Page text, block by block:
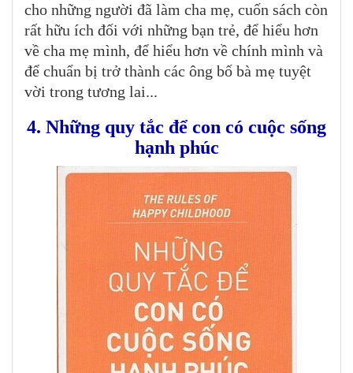
cho những người đã làm cha mẹ, cuốn sách còn
rất hữu ích đối với những bạn trẻ, để hiểu hơn
về cha mẹ mình, để hiểu hơn về chính mình và
để chuẩn bị trở thành các ông bố bà mẹ tuyệt
vời trong tương lai...
4. Những quy tắc để con có cuộc sống
hạnh phúc